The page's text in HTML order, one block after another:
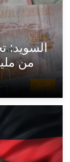
الأخبار
السويد:
من